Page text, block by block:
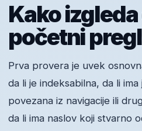
Kako
početni
Prva provera je uvek
da li je indeksabilna, da li
povezana iz navigacije ili
da li ima naslov koji stvarno